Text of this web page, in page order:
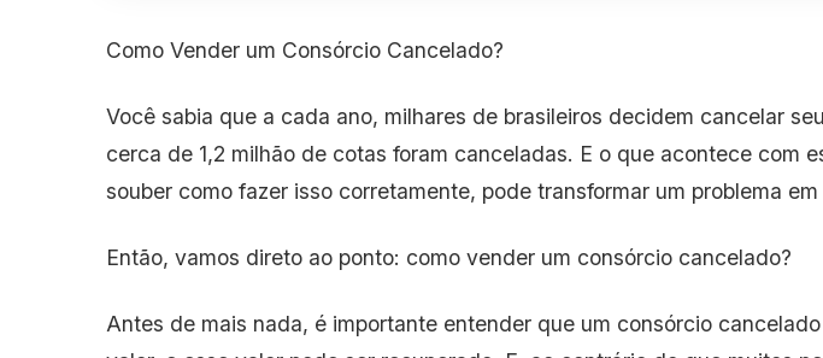
Como Vender um Consórcio Cancelado?
Você sabia que a cada ano, milhares de brasileiros decidem cancelar
cerca de 1,2 milhão de cotas foram canceladas. E o que acontece com
souber como fazer isso corretamente, pode transformar um problema
Então, vamos direto ao ponto: como vender um consórcio cancelado?
Antes de mais nada, é importante entender que um consórcio